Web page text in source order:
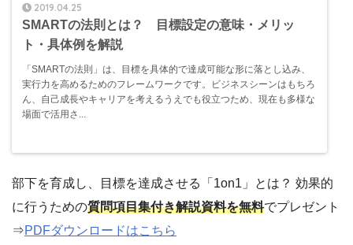
2019.04.25
SMARTの法則とは？ 目標設定の意味・メリッ
ト・具体例を解説
「SMARTの法則」は、目標を具体的で達成可能な形に落とし込み、
実行力を高めるためのフレームワークです。ビジネスシーンはもちろ
ん、自己成長やキャリアを考えるうえでも役立つため、現在も多様な
場面で活用さ...
部下を育成し、目標を達成させる「1on1」とは？ 効果的
に行うための質問項目集付き解説資料を無料でプレゼント
⇒PDFダウンロードはこちら